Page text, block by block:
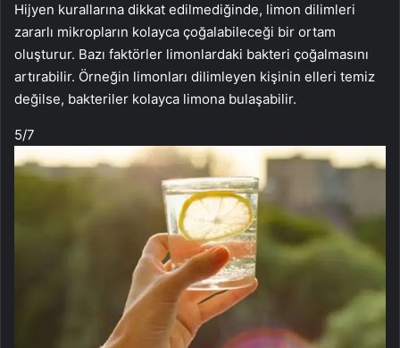
Hijyen kurallarına dikkat edilmediğinde, limon dilimleri
zararlı mikropların kolayca çoğalabileceği bir ortam
oluşturur. Bazı faktörler limonlardaki bakteri çoğalmasını
artırabilir. Örneğin limonları dilimleyen kişinin elleri temiz
değilse, bakteriler kolayca limona bulaşabilir.
5/7